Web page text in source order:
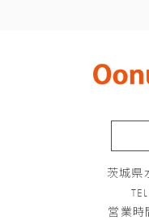
茨城県
営業時